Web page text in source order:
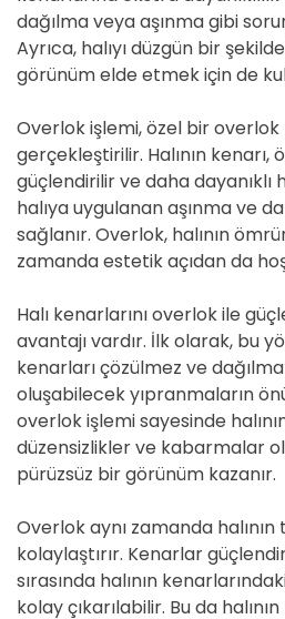
dağılma veya aşınma gibi
Ayrıca, halıyı düzgün bir
görünüm elde etmek için de
Overlok işlemi, özel bir overlok
gerçekleştirilir. Halının kenarı,
güçlendirilir ve daha dayanıklı
halıya uygulanan aşınma ve
sağlanır. Overlok, halının
zamanda estetik açıdan da
Halı kenarlarını overlok ile
avantajı vardır. İlk olarak, bu
kenarları çözülmez ve
oluşabilecek yıpranmaların
overlok işlemi sayesinde
düzensizlikler ve kabarmalar
pürüzsüz bir görünüm kazanır.
Overlok aynı zamanda
kolaylaştırır. Kenarlar
sırasında halının
kolay çıkarılabilir. Bu da